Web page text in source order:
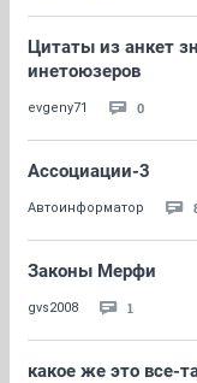
Цитаты из анкет
инетоюзеров
evgeny71 0
Ассоциации-3
Автоинформатор
Законы Мерфи
gvs2008 1
какое же это все-